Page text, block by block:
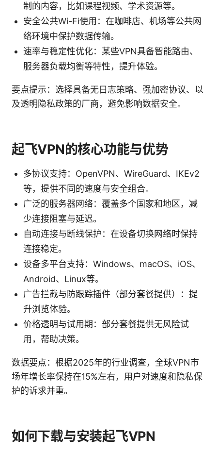
制的内容，比如课程视频、学术资源等。
安全公共Wi-Fi使用：在咖啡店、机场等公共网
络环境中保护数据传输。
速率与稳定性优化：某些VPN具备智能路由、
服务器负载均衡等特性，提升体验。
要点提示：选择具备无日志策略、强加密协议、以
及透明隐私政策的厂商，避免影响数据安全。
起飞VPN的核心功能与优势
多协议支持：OpenVPN、WireGuard、IKEv2
等，提供不同的速度与安全组合。
广泛的服务器网络：覆盖多个国家和地区，减
少连接阻塞与延迟。
自动连接与断线保护：在设备切换网络时保持
连接稳定。
设备多平台支持：Windows、macOS、iOS、
Android、Linux等。
广告拦截与防跟踪插件（部分套餐提供）：提
升浏览体验。
价格透明与试用期：部分套餐提供无风险试
用，帮助决策。
数据要点：根据2025年的行业调查，全球VPN市
场年增长率保持在15%左右，用户对速度和隐私保
护的诉求并重。
如何下载与安装起飞VPN